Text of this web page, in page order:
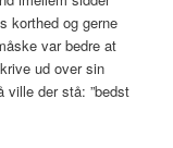
korthed og gerne
var bedre at
ud over sin
der stå: ”bedst